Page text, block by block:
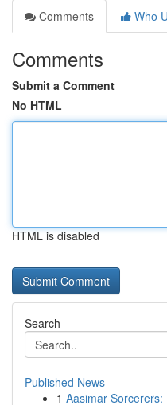
Comments
Who
Comments
Submit a Comment
No HTML
HTML is disabled
Search
Published News
1 Aasimar